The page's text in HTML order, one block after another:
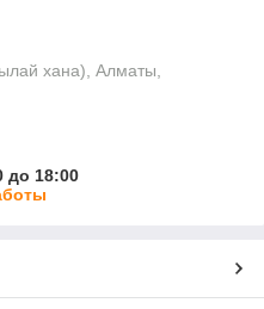
хана), Алматы,
до 18:00